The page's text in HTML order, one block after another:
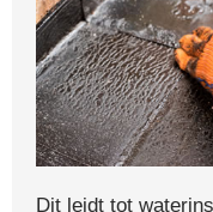
Dit leidt tot